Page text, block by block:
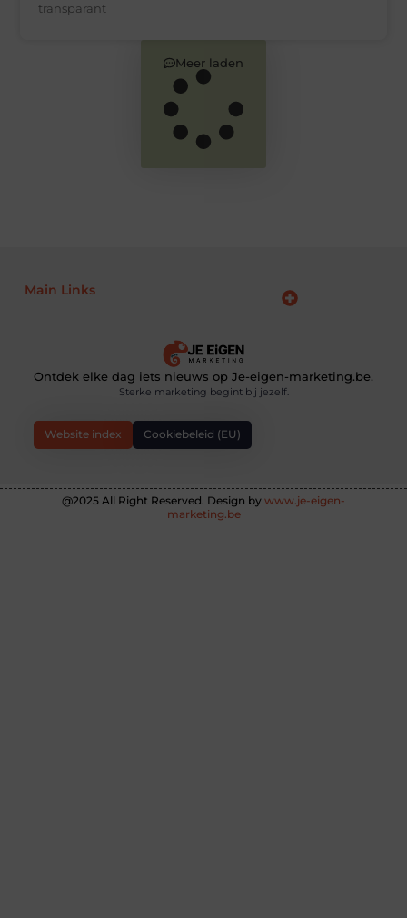
transparant
Meer laden
Main Links
Ontdek elke dag iets nieuws op Je-eigen-marketing.be.
Sterke marketing begint bij jezelf.
Website index Cookiebeleid (EU)
@2025 All Right Reserved. Design by www.je-eigen-
marketing.be